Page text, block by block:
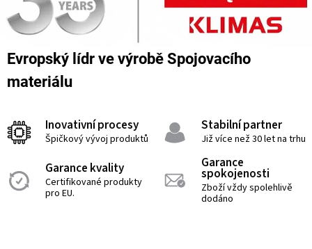
Evropský lídr ve výrobě Spojovacího
materiálu
Inovativní procesy
Špičkový vývoj produktů
Stabilní partner
Již více než 30 let na trhu
Garance kvality
Certifikované produkty
pro EU.
Garance
spokojenosti
Zboží vždy spolehlivě
dodáno